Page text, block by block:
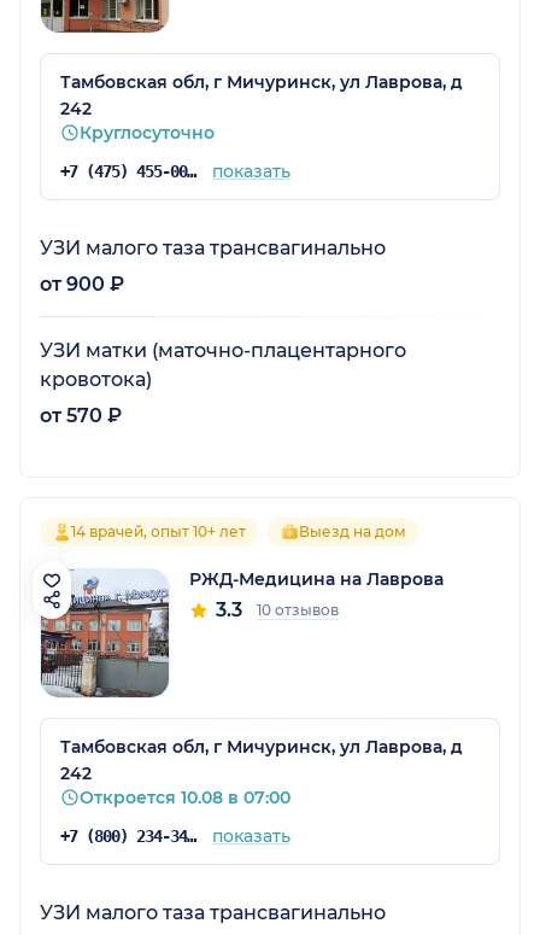
Тамбовская обл, г Мичуринск, ул Лаврова, д
242
Круглосуточно
+7 (475) 455-00-41 показать
УЗИ малого таза трансвагинально
от 900 ₽
УЗИ матки (маточно-плацентарного
кровотока)
от 570 ₽
14 врачей, опыт 10+ лет Выезд на дом
РЖД-Медицина на Лаврова
3.3 10 отзывов
Тамбовская обл, г Мичуринск, ул Лаврова, д
242
Откроется 10.08 в 07:00
+7 (800) 234-34-34 показать
УЗИ малого таза трансвагинально